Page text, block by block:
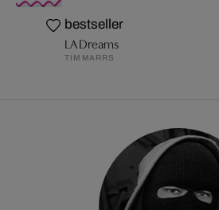
bestseller
LA Dreams
TIM MARRS